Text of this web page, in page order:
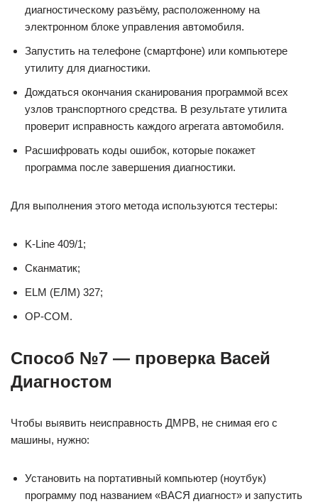
диагностическому разъёму, расположенному на
электронном блоке управления автомобиля.
Запустить на телефоне (смартфоне) или компьютере
утилиту для диагностики.
Дождаться окончания сканирования программой всех
узлов транспортного средства. В результате утилита
проверит исправность каждого агрегата автомобиля.
Расшифровать коды ошибок, которые покажет
программа после завершения диагностики.
Для выполнения этого метода используются тестеры:
K-Line 409/1;
Сканматик;
ELM (ЕЛМ) 327;
OP-COM.
Способ №7 — проверка Васей
Диагностом
Чтобы выявить неисправность ДМРВ, не снимая его с
машины, нужно:
Установить на портативный компьютер (ноутбук)
программу под названием «ВАСЯ диагност» и запустить